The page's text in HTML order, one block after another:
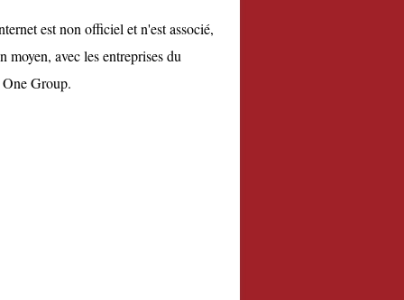
est non officiel et n'est associé,
moyen, avec les entreprises du
Group.